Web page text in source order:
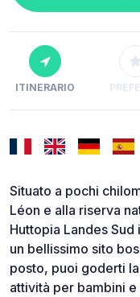
ITINERARIO
Situato a pochi
Léon e alla riserva
Huttopia Landes
un bellissimo sito
posto, puoi goderti
attività per bambini